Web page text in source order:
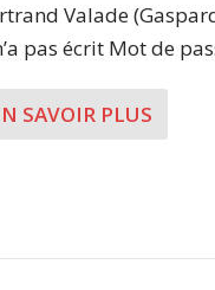
Valade
pas écrit Mot de
SAVOIR PLUS